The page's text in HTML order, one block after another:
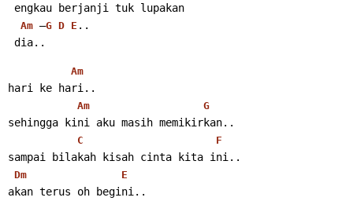
engkau berjanji tuk lupakan
Am –G D E ..
dia..
Am
hari ke hari..
Am G
sehingga kini aku masih memikirkan..
C F
sampai bilakah kisah cinta kita ini..
Dm E
akan terus oh begini..